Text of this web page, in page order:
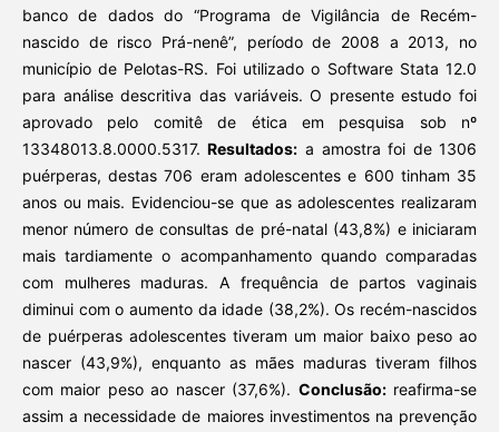
banco de dados do “Programa de Vigilância de Recém-
nascido de risco Prá-nenê”, período de 2008 a 2013, no
município de Pelotas-RS. Foi utilizado o Software Stata 12.0
para análise descritiva das variáveis. O presente estudo foi
aprovado pelo comitê de ética em pesquisa sob nº
13348013.8.0000.5317.Resultados: a amostra foi de 1306
puérperas, destas 706 eram adolescentes e 600 tinham 35
anos ou mais. Evidenciou-se que as adolescentes realizaram
menor número de consultas de pré-natal (43,8%) e iniciaram
mais tardiamente o acompanhamento quando comparadas
com mulheres maduras. A frequência de partos vaginais
diminui com o aumento da idade (38,2%). Os recém-nascidos
de puérperas adolescentes tiveram um maior baixo peso ao
nascer (43,9%), enquanto as mães maduras tiveram filhos
com maior peso ao nascer (37,6%). Conclusão:reafirma-se
assim a necessidade de maiores investimentos na prevenção